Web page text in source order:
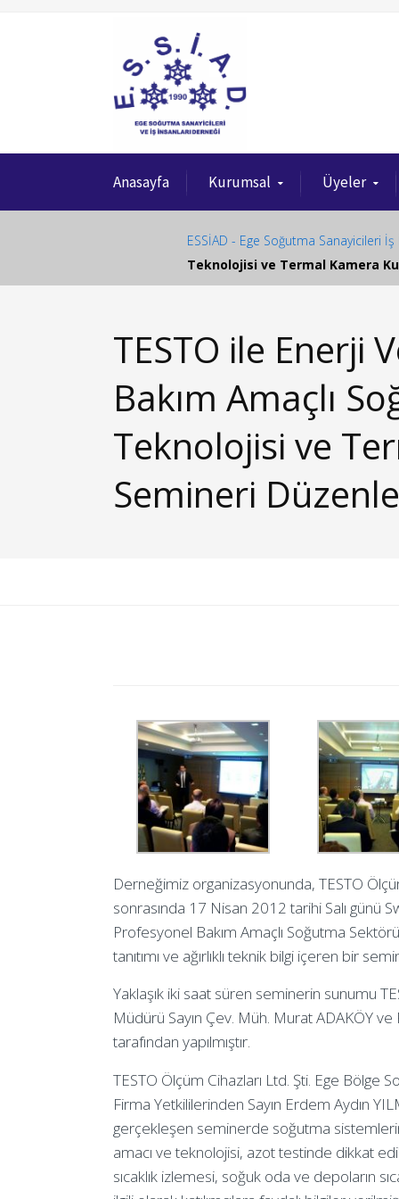
Anasayfa Kurumsal Üyeler
ESSİAD - Ege Soğutma Sanayicileri İş
Teknolojisi ve Termal Kamera
TESTO ile Enerji
Bakım Amaçlı
Teknolojisi ve
Semineri
Derneğimiz organizasyonunda, TESTO
sonrasında 17 Nisan 2012 tarihi Salı günü
Profesyonel Bakım Amaçlı Soğutma
tanıtımı ve ağırlıklı teknik bilgi içeren bir
Yaklaşık iki saat süren seminerin sunumu
Müdürü Sayın Çev. Müh. Murat ADAKÖY
tarafından yapılmıştır.
TESTO Ölçüm Cihazları Ltd. Şti. Ege Bölge
Firma Yetkililerinden Sayın Erdem Aydın
gerçekleşen seminerde soğutma
amacı ve teknolojisi, azot testinde dikkat
sıcaklık izlemesi, soğuk oda ve depoların